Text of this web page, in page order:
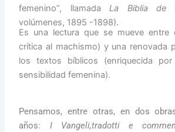
femenino”, llamadaLa Biblia de
volúmenes, 1895 -1898).
Es una lectura que se mueve entre
crítica al machismo) y una renovada
los textos bíblicos (enriquecida
sensibilidad femenina).
Pensamos, entre otras, en dos
años: I Vangeli,tradotti e